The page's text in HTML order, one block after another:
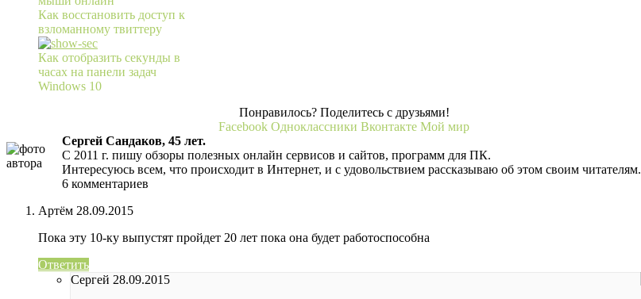
Как восстановить доступ к
взломанному твиттеру
Как отобразить секунды в
часах на панели задач
Windows 10
Понравилось? Поделитесь с друзьями!
Facebook Одноклассники Вконтакте Мой мир
Сергей Сандаков, 45 лет.
С 2011 г. пишу обзоры полезных онлайн сервисов и сайтов, программ для ПК.
Интересуюсь всем, что происходит в Интернет, и с удовольствием рассказываю об этом своим читателям.
6 комментариев
Артём 28.09.2015
Пока эту 10-ку выпустят пройдет 20 лет пока она будет работоспособна
Ответить
Сергей 28.09.2015